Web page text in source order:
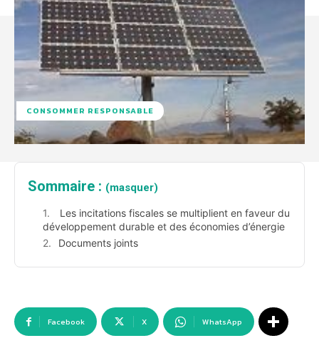
CONSOMMER RESPONSABLE
Sommaire : (masquer)
Les incitations fiscales se multiplient en faveur du
développement durable et des économies d’énergie
Documents joints
Facebook X WhatsApp